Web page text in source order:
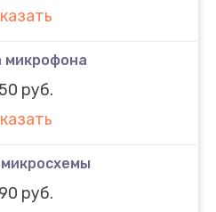
микрофона
руб.
руб.